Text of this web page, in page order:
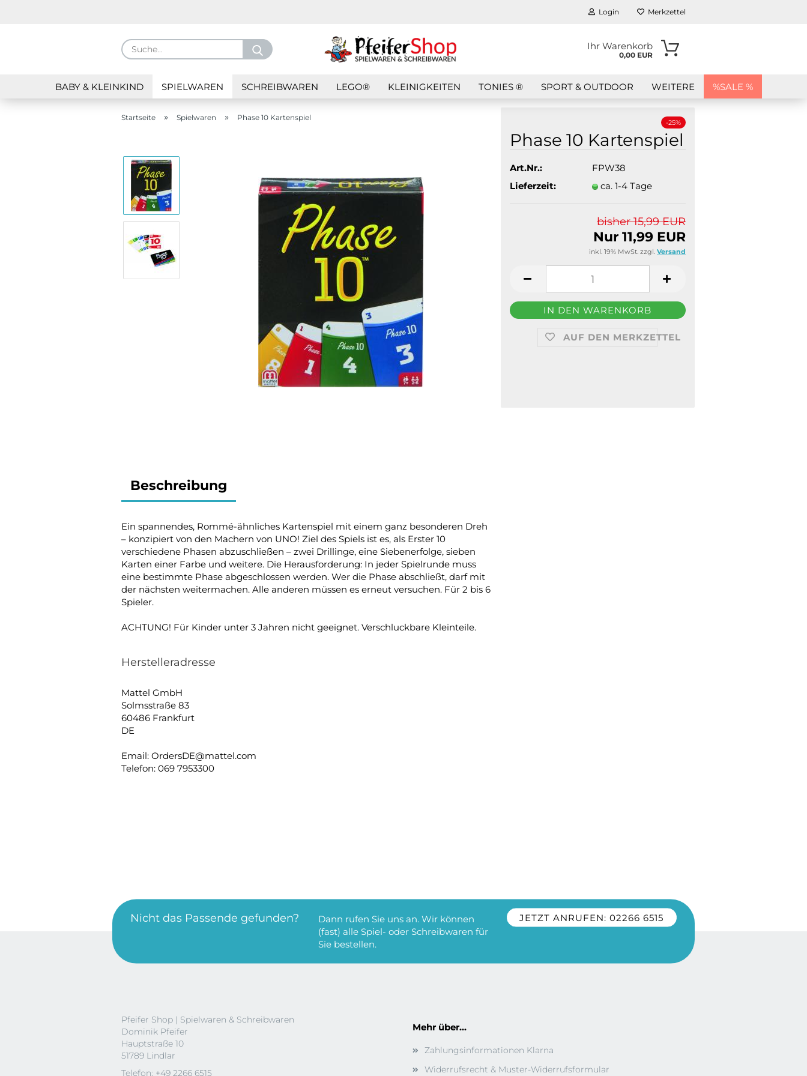
Login
E-Mail
Merkzettel
Suche... Ihr Warenkorb
0,00 EUR
BABY & KLEINKIND SPIELWAREN SCHREIBWAREN LEGO® KLEINIGKEITEN TONIES ® SPORT & OUTDOOR %SALE %
WEITERE
Startseite » Spielwaren » Phase 10 Kartenspiel
-25%
Phase 10 Kar­ten­spiel
Art.Nr.:
FPW38
Lieferzeit:
ca. 1-4 Tage
bisher 15,99 EUR
Nur 11,99 EUR
inkl. 19% MwSt. zzgl. Versand
AUF DEN MERKZETTEL
Beschreibung
Ein spannendes, Rommé-ähnliches Kartenspiel mit einem ganz besonderen Dreh
– konzipiert von den Machern von UNO! Ziel des Spiels ist es, als Erster 10
verschiedene Phasen abzuschließen – zwei Drillinge, eine Siebenerfolge, sieben
Karten einer Farbe und weitere. Die Herausforderung: In jeder Spielrunde muss
eine bestimmte Phase abgeschlossen werden. Wer die Phase abschließt, darf mit
der nächsten weitermachen. Alle anderen müssen es erneut versuchen. Für 2 bis 6
Spieler.
ACHTUNG! Für Kinder unter 3 Jahren nicht geeignet. Verschluckbare Kleinteile.
Herstelleradresse
Mattel GmbH
Solmsstraße 83
60486 Frankfurt
DE
Email: OrdersDE@mattel.com
Telefon: 069 7953300
Nicht das Passende gefunden?
Dann rufen Sie uns an. Wir können
(fast) alle Spiel- oder Schreibwaren für
Sie bestellen.
JETZT ANRUFEN: 02266 6515
Pfeifer Shop | Spielwaren & Schreibwaren
Dominik Pfeifer
Hauptstraße 10
51789 Lindlar
Telefon: +49 2266 6515
Mehr über...
Zahlungsinformationen Klarna
Widerrufsrecht & Muster-Widerrufsformular